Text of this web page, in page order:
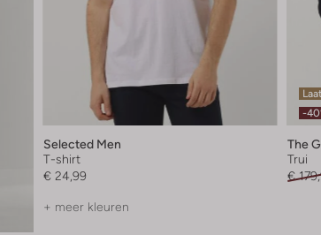
Selected Men
T-shirt
€ 24,99
+ meer kleuren
-
The
Trui
€